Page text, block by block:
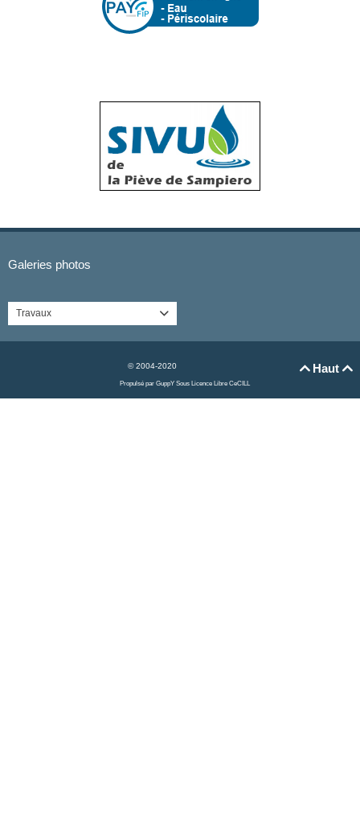
Galeries photos
Travaux 
Haut 
© 2004-2020
Propulsé par GuppY Sous Licence Libre CeCILL